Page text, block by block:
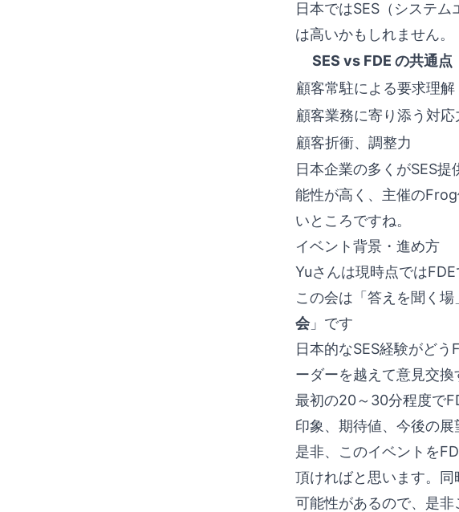
日本ではSES（システ
は高いかもしれません。
SES vs FDE の共通点
顧客常駐による要求理解
顧客業務に寄り添う対応
顧客折衝、調整力
日本企業の多くがSES
能性が高く、主催の
いところですね。
イベント背景・進め方
Yuさんは現時点ではFDE
この会は「答えを聞く場
会」です
日本的なSES経験がど
ーダーを越えて意見交
最初の20～30分程度で
印象、期待値、今後の
是非、このイベントを
頂ければと思います。
可能性があるので、是非